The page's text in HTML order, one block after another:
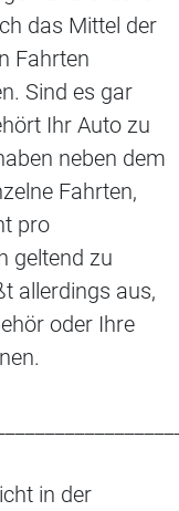
das Mittel der
Fahrten
Sind es gar
Ihr Auto zu
neben dem
Fahrten,
pro
geltend zu
allerdings aus,
oder Ihre
in der